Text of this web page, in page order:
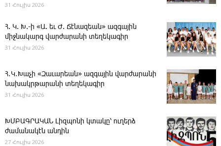
31 Հուլիս 2026
Հ. Կ. Խ.-ի «Ա. եւ Ժ. ­Ճէնազեան» ազգային
միջնակարգ վարժարանի տեղեկագիր
31 Հուլիս 2026
Հ․Կ․Խաչի «Զաւարեան» ազգային վարժարանի
նախակրթարանի տեղեկագիր
31 Հուլիս 2026
ԽՄԲԱԳՐԱԿԱՆ ­Լիզպոնի կտակը՝ ուղերձ
ժամանակէն անդին
27 Հուլիս 2026